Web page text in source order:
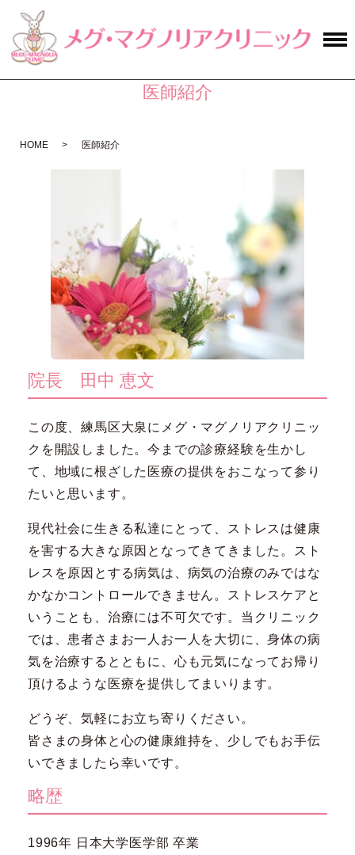
医師紹介
HOME 医師紹介
院長 田中 恵文
この度、練馬区大泉にメグ・マグノリアクリニッ
クを開設しました。今までの診療経験を生かし
て、地域に根ざした医療の提供をおこなって参り
たいと思います。
現代社会に生きる私達にとって、ストレスは健康
を害する大きな原因となってきてきました。スト
レスを原因とする病気は、病気の治療のみではな
かなかコントロールできません。ストレスケアと
いうことも、治療には不可欠です。当クリニック
では、患者さまお一人お一人を大切に、身体の病
気を治療するとともに、心も元気になってお帰り
頂けるような医療を提供してまいります。
どうぞ、気軽にお立ち寄りください。
皆さまの身体と心の健康維持を、少しでもお手伝
いできましたら幸いです。
略歴
1996年 日本大学医学部 卒業